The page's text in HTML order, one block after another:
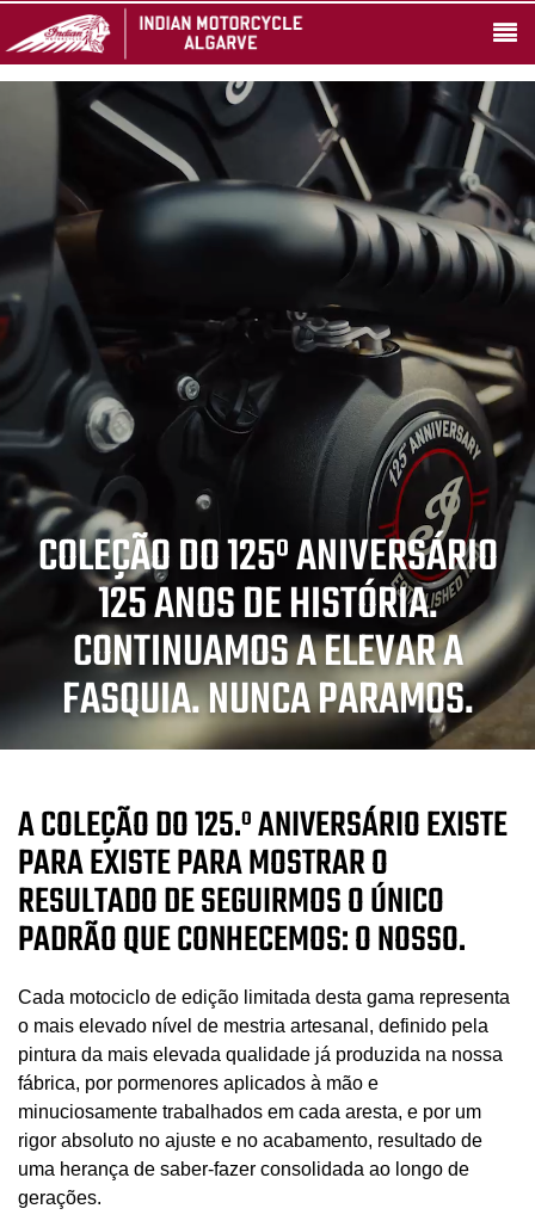
COLEÇÃO DO 125º ANIVERSÁRIO
125 ANOS DE HISTÓRIA.
CONTINUAMOS A ELEVAR A
FASQUIA. NUNCA PARAMOS.
A COLEÇÃO DO 125.º ANIVERSÁRIO EXISTE
PARA EXISTE PARA MOSTRAR O
RESULTADO DE SEGUIRMOS O ÚNICO
PADRÃO QUE CONHECEMOS: O NOSSO.
Cada motociclo de edição limitada desta gama representa
o mais elevado nível de mestria artesanal, definido pela
pintura da mais elevada qualidade já produzida na nossa
fábrica, por pormenores aplicados à mão e
minuciosamente trabalhados em cada aresta, e por um
rigor absoluto no ajuste e no acabamento, resultado de
uma herança de saber-fazer consolidada ao longo de
gerações.